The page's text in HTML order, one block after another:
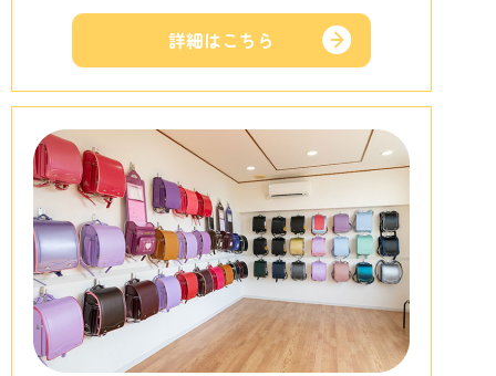
詳細はこちら